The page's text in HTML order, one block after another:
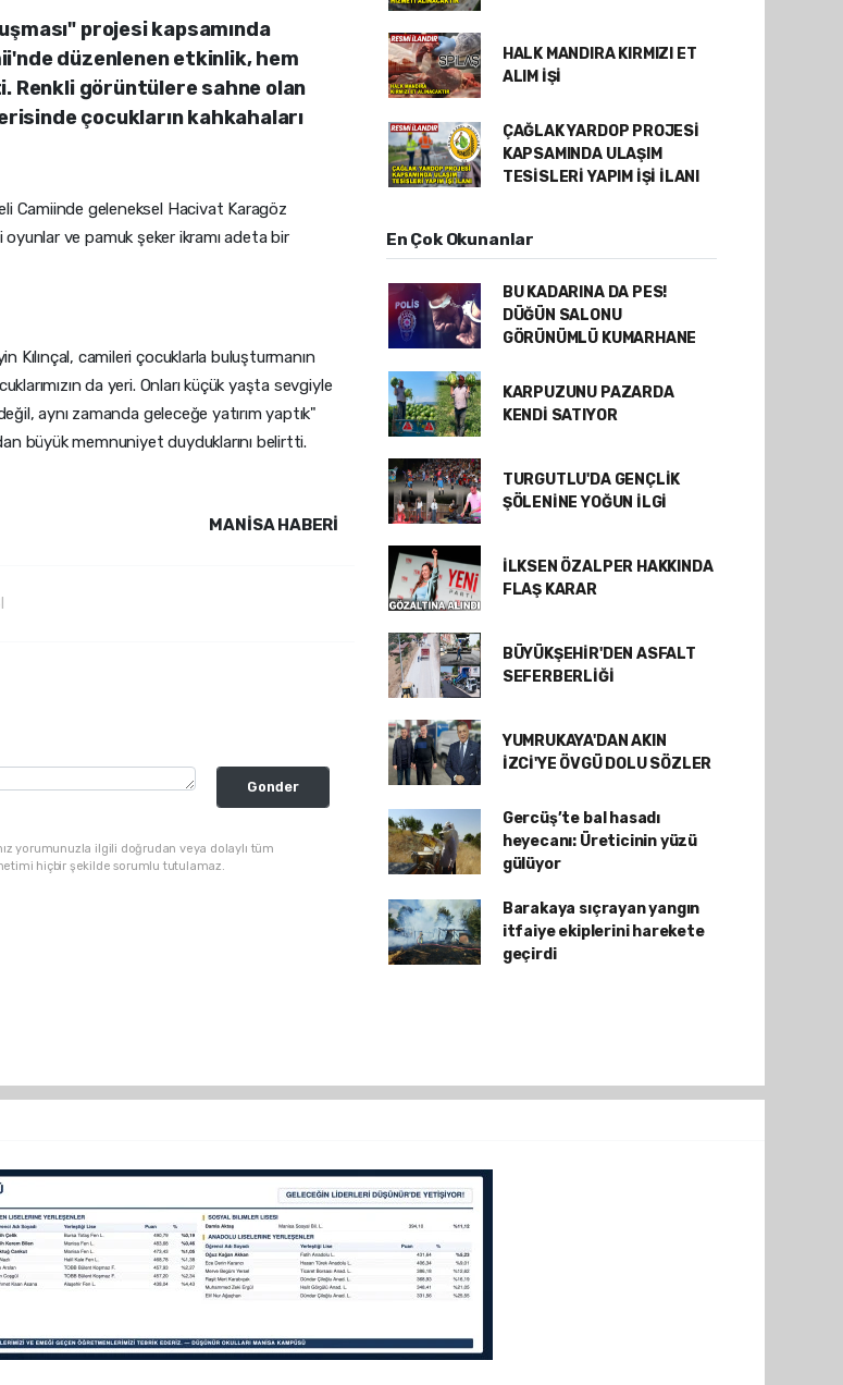
projesi kapsamında
düzenlenen etkinlik, hem
Renkli görüntülere sahne olan
çocukların kahkahaları
Camiinde geleneksel Hacivat Karagöz
ve pamuk şeker ikramı adeta bir
Kılınçal, camileri çocuklarla buluşturmanın
da yeri. Onları küçük yaşta sevgiyle
aynı zamanda geleceğe yatırım yaptık"
büyük memnuniyet duyduklarını belirtti.
MANISA HABERİ
Gonder
yorumunuzla ilgili doğrudan veya dolaylı tüm
hiçbir şekilde sorumlu tutulamaz.
HALK MANDIRA KIRMIZI ET
ALIM İŞİ
ÇAĞLAK YARDOP PROJESİ
KAPSAMINDA ULAŞIM
TESİSLERİ YAPIM İŞİ İLANI
En Çok Okunanlar
BU KADARINA DA PES!
DÜĞÜN SALONU
GÖRÜNÜMLÜ KUMARHANE
KARPUZUNU PAZARDA
KENDİ SATIYOR
TURGUTLU'DA GENÇLİK
ŞÖLENİNE YOĞUN İLGİ
İLKSEN ÖZALPER HAKKINDA
FLAŞ KARAR
BÜYÜKŞEHİR'DEN ASFALT
SEFERBERLİĞİ
YUMRUKAYA'DAN AKIN
İZCİ'YE ÖVGÜ DOLU SÖZLER
Gercüş’te bal hasadı
heyecanı: Üreticinin yüzü
gülüyor
Barakaya sıçrayan yangın
itfaiye ekiplerini harekete
geçirdi